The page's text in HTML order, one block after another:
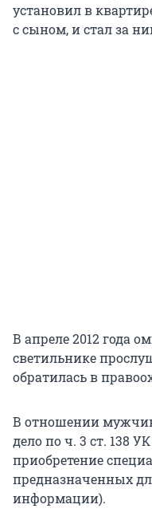
установил в
с сыном, и стал за
В апреле 2012 года
светильнике
обратилась в
В отношении
дело по ч. 3 ст. 138
приобретение
предназначенных
информации).